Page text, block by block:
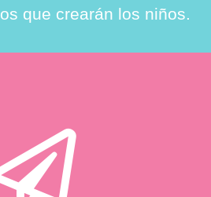
que crearán los niños.